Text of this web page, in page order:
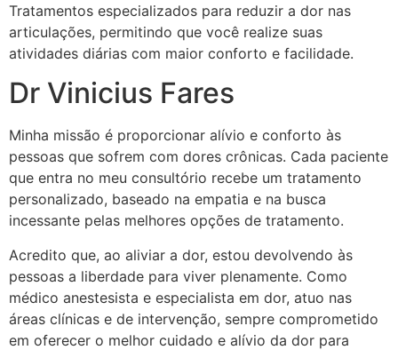
Tratamentos especializados para reduzir a dor nas
articulações, permitindo que você realize suas
atividades diárias com maior conforto e facilidade.
Dr Vinicius Fares
Minha missão é proporcionar alívio e conforto às
pessoas que sofrem com dores crônicas. Cada paciente
que entra no meu consultório recebe um tratamento
personalizado, baseado na empatia e na busca
incessante pelas melhores opções de tratamento.
Acredito que, ao aliviar a dor, estou devolvendo às
pessoas a liberdade para viver plenamente. Como
médico anestesista e especialista em dor, atuo nas
áreas clínicas e de intervenção, sempre comprometido
em oferecer o melhor cuidado e alívio da dor para